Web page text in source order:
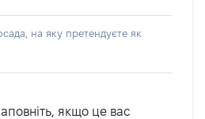
на яку претендуєте як
якщо це вас